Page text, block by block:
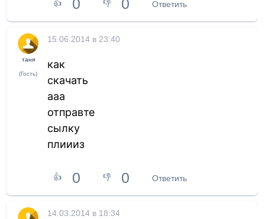
👍 0 👎 0 Ответить
таня
(Гость)
15.06.2014 в 23:40
как
скачать
ааа
отправте
сылку
плиииз
👍 0 👎 0 Ответить
14.03.2014 в 18:34